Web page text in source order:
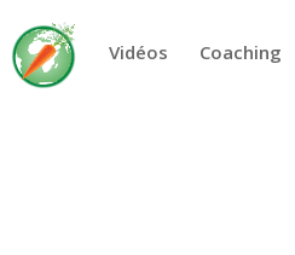
an Error in a future version of PHP) in
Vidéos Coaching